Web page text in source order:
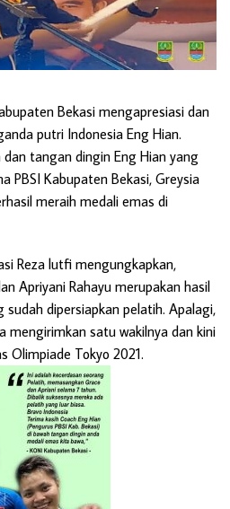
Bekasi mengapresiasi dan
putri Indonesia Eng Hian.
tangan dingin Eng Hian yang
PBSI Kabupaten Bekasi, Greysia
meraih medali emas di
Reza lutfi mengungkapkan,
Apriyani Rahayu merupakan hasil
sudah dipersiapkan pelatih. Apalagi,
mengirimkan satu wakilnya dan kini
Olimpiade Tokyo 2021.